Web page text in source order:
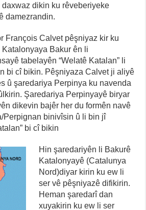
dikin ku rêveberiyeke
damezrandin.
François Calvet pêşniyaz kir ku
Bakur ên li
tabelayên “Welatê Katalan” li
bi cî bikin. Pêşniyaza Calvet ji aliyê
û şaredariya Perpinya ku navenda
Şaredariya Perpinyayê biryar
dikevin bajêr her du formên navê
Perpignan binivîsin û li bin jî
bi cî bikin
Hin şaredariyên li Bakurê
Katalonyayê (Catalunya
Nord)diyar kirin ku ew li
ser vê pêşniyazê difikirin.
Heman şaredarî dan
xuyakirin ku ew li ser